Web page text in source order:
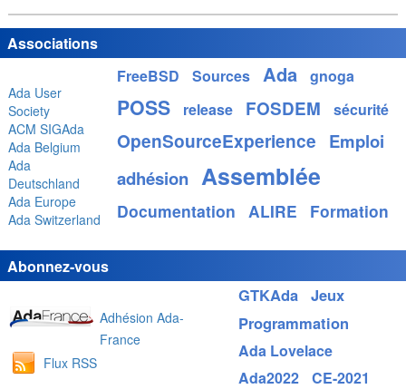
Associations
Ada User
Society
ACM SIGAda
Ada Belgium
Ada
Deutschland
Ada Europe
Ada Switzerland
Abonnez-vous
Adhésion Ada-
France
Flux RSS
FreeBSD Sources Ada gnoga
POSS release FOSDEM sécurité
OpenSourceExperience Emploi
adhésion Assemblée
Documentation ALIRE Formation
GTKAda Jeux
Programmation
Ada Lovelace
Ada2022
CE-2021